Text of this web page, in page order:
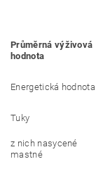
Průměrná výživová
hodnota
Energetická hodnota
Tuky
z nich nasycené
mastné